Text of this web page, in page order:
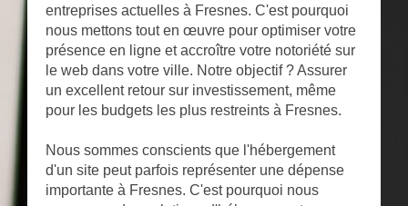
entreprises actuelles à Fresnes. C'est pourquoi
nous mettons tout en œuvre pour optimiser votre
présence en ligne et accroître votre notoriété sur
le web dans votre ville. Notre objectif ? Assurer
un excellent retour sur investissement, même
pour les budgets les plus restreints à Fresnes.
Nous sommes conscients que l'hébergement
d'un site peut parfois représenter une dépense
importante à Fresnes. C'est pourquoi nous